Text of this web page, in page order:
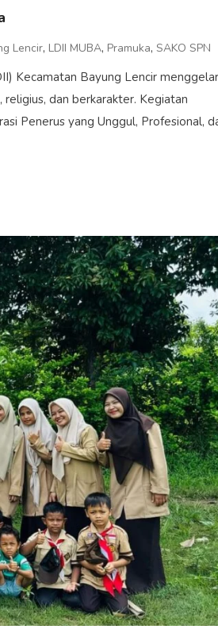
Lencir, LDII MUBA, Pramuka, SAKO SPN
Kecamatan Bayung Lencir menggelar
dan berkarakter. Kegiatan
Penerus yang Unggul, Profesional,